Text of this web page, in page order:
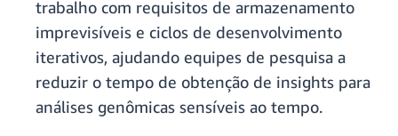
trabalho com requisitos de armazenamento
imprevisíveis e ciclos de desenvolvimento
iterativos, ajudando equipes de pesquisa a
reduzir o tempo de obtenção de insights para
análises genômicas sensíveis ao tempo.